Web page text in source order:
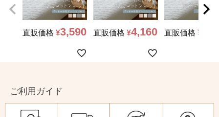
直販価格 ¥3,590 直販価格 ¥4,160 直販価格 ¥
ご利用ガイド